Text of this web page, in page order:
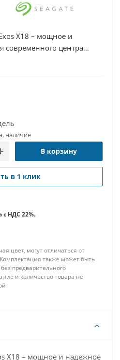
X18 – мощное и
современного центра
на серьёзные
реализации
хранения и прочих
наличие
В корзину
в 1 клик
с НДС 22%.
цвет, могут отличаться от
также может быть
предварительного
и количество товара не
X18 – мощное и надёжное